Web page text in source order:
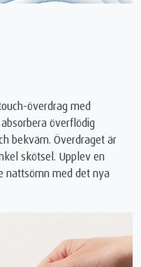
överdrag med
överflödig
bekväm. Överdraget är
skötsel. Upplev en
nattsömn med det nya